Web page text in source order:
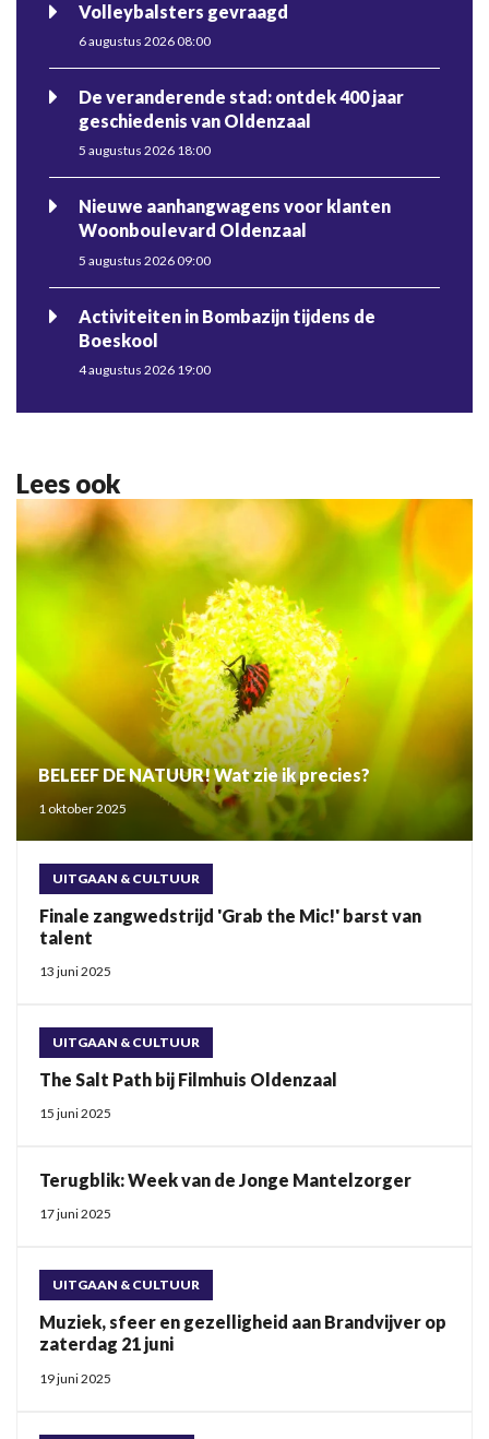
Volleybalsters gevraagd
6 augustus 2026 08:00
De veranderende stad: ontdek 400 jaar
geschiedenis van Oldenzaal
5 augustus 2026 18:00
Nieuwe aanhangwagens voor klanten
Woonboulevard Oldenzaal
5 augustus 2026 09:00
Activiteiten in Bombazijn tijdens de
Boeskool
4 augustus 2026 19:00
Lees ook
BELEEF DE NATUUR! Wat zie ik precies?
1 oktober 2025
UITGAAN & CULTUUR
Finale zangwedstrijd 'Grab the Mic!' barst van
talent
13 juni 2025
UITGAAN & CULTUUR
The Salt Path bij Filmhuis Oldenzaal
15 juni 2025
Terugblik: Week van de Jonge Mantelzorger
17 juni 2025
UITGAAN & CULTUUR
Muziek, sfeer en gezelligheid aan Brandvijver op
zaterdag 21 juni
19 juni 2025